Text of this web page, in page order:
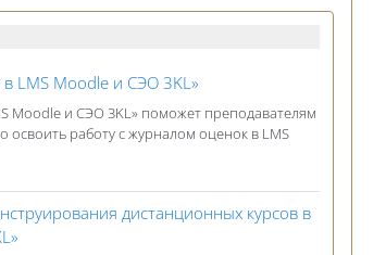
LMS Moodle и СЭО 3KL»Гиперссылка
Moodle и СЭО 3KL» поможет преподавателям
работу с журналом оценок в LMS
дистанционных курсов в
Гиперссылка